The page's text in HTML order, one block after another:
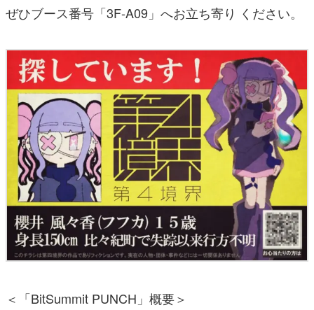
ぜひブース番号「3F-A09」へお立ち寄り ください。
＜「BitSummit PUNCH」概要＞